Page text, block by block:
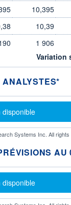
10,395
10,39
1 906
Variation
disponible
Systems Inc. All
AU
disponible